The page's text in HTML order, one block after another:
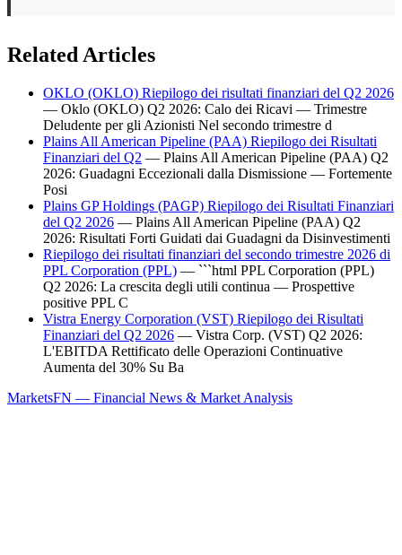
Related Articles
OKLO (OKLO) Riepilogo dei risultati finanziari del Q2 2026
— Oklo (OKLO) Q2 2026: Calo dei Ricavi — Trimestre
Deludente per gli Azionisti Nel secondo trimestre d
Plains All American Pipeline (PAA) Riepilogo dei Risultati
Finanziari del Q2 — Plains All American Pipeline (PAA) Q2
2026: Guadagni Eccezionali dalla Dismissione — Fortemente
Posi
Plains GP Holdings (PAGP) Riepilogo dei Risultati Finanziari
del Q2 2026 — Plains All American Pipeline (PAA) Q2
2026: Risultati Forti Guidati dai Guadagni da Disinvestimenti
Riepilogo dei risultati finanziari del secondo trimestre 2026 di
PPL Corporation (PPL) — ```html PPL Corporation (PPL)
Q2 2026: La crescita degli utili continua — Prospettive
positive PPL C
Vistra Energy Corporation (VST) Riepilogo dei Risultati
Finanziari del Q2 2026 — Vistra Corp. (VST) Q2 2026:
L'EBITDA Rettificato delle Operazioni Continuative
Aumenta del 30% Su Ba
MarketsFN — Financial News & Market Analysis